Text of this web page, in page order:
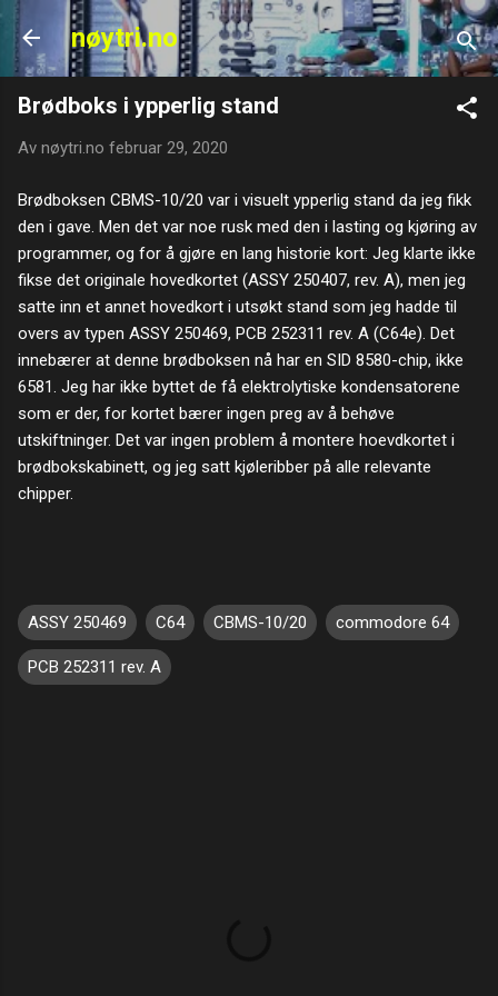
Gå til hovedinnhold
nøytri.no
Brødboks i ypperlig stand
Av nøytri.no februar 29, 2020
Brødboksen CBMS-10/20 var i visuelt ypperlig stand da jeg fikk
den i gave. Men det var noe rusk med den i lasting og kjøring av
programmer, og for å gjøre en lang historie kort: Jeg klarte ikke
fikse det originale hovedkortet (ASSY 250407, rev. A), men jeg
satte inn et annet hovedkort i utsøkt stand som jeg hadde til
overs av typen ASSY 250469, PCB 252311 rev. A (C64e). Det
innebærer at denne brødboksen nå har en SID 8580-chip, ikke
6581. Jeg har ikke byttet de få elektrolytiske kondensatorene
som er der, for kortet bærer ingen preg av å behøve
utskiftninger. Det var ingen problem å montere hoevdkortet i
brødbokskabinett, og jeg satt kjøleribber på alle relevante
chipper.
ASSY 250469 C64 CBMS-10/20 commodore 64
PCB 252311 rev. A